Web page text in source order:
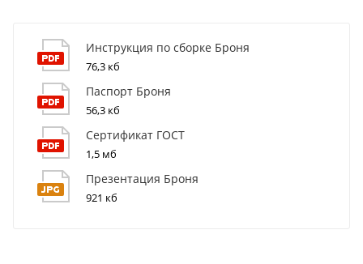
Инструкция по сборке Броня
76,3 кб
Паспорт Броня
56,3 кб
Сертификат ГОСТ
1,5 мб
Презентация Броня
921 кб